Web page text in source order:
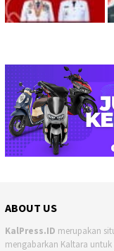
ABOUT US
KalPress.ID merupakan
mengabarkan Kaltara untuk